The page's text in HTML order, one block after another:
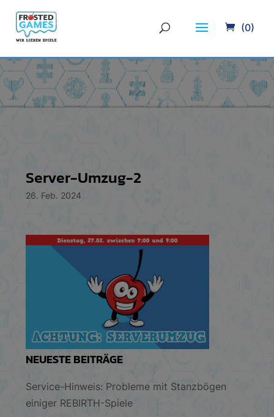
(0)
Server-Umzug-2
26. Feb. 2024
NEUESTE BEITRÄGE
Service-Hinweis: Probleme mit Stanzbögen
einiger REBIRTH-Spiele